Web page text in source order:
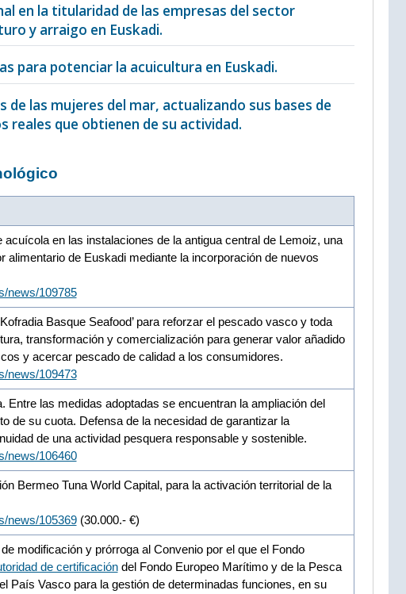
en la titularidad de las empresas del sector
y arraigo en Euskadi.
para potenciar la acuicultura en Euskadi.
las mujeres del mar, actualizando sus bases de
reales que obtienen de su actividad.
en las instalaciones de la antigua central de Lemoiz, una
de Euskadi mediante la incorporación de nuevos
news/109785
Basque Seafood’ para reforzar el pescado vasco y toda
transformación y comercialización para generar valor añadido
y acercar pescado de calidad a los consumidores.
news/109473
Entre las medidas adoptadas se encuentran la ampliación del
de su cuota. Defensa de la necesidad de garantizar la
de una actividad pesquera responsable y sostenible.
news/106460
Bermeo Tuna World Capital, para la activación territorial de la
news/105369(30.000.- €)
modificación y prórroga al Convenio por el que el Fondo
de certificacióndel Fondo Europeo Marítimo y de la Pesca
País Vasco para la gestión de determinadas funciones, en su